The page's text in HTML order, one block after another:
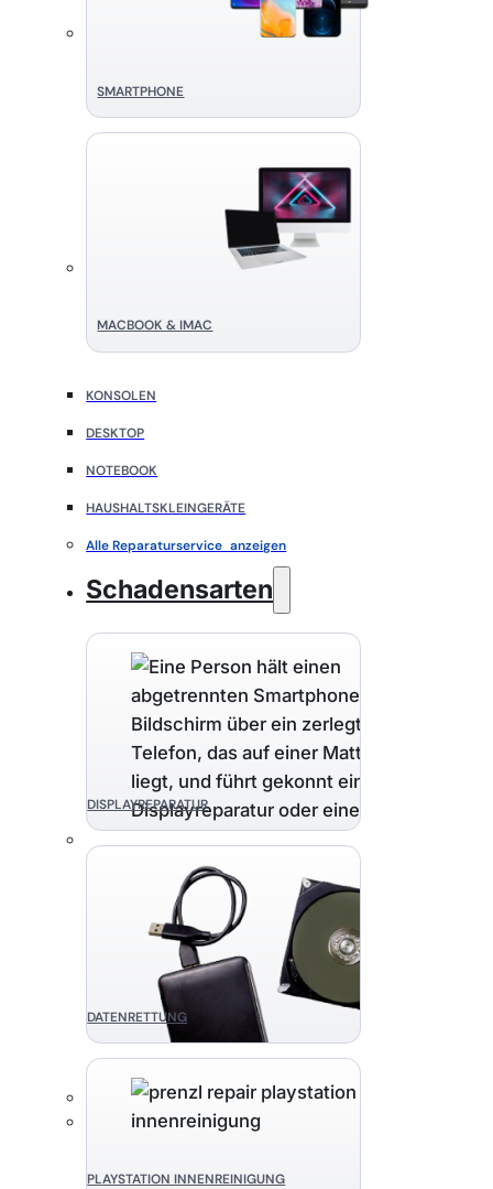
SMART­PHONE
MACBOOK & IMAC
KONSOLEN
DESKTOP
NOTEBOOK
HAUSHALTSKLEINGERÄTE
Alle Reparaturservice anzeigen
Schadensarten
DISPLAYREPARATUR
DATENRETTUNG
PLAYSTATION INNENREINIGUNG